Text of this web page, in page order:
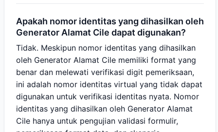
Apakah nomor identitas yang dihasilkan oleh
Generator Alamat Cile dapat digunakan?
Tidak. Meskipun nomor identitas yang dihasilkan
oleh Generator Alamat Cile memiliki format yang
benar dan melewati verifikasi digit pemeriksaan,
ini adalah nomor identitas virtual yang tidak dapat
digunakan untuk verifikasi identitas nyata. Nomor
identitas yang dihasilkan oleh Generator Alamat
Cile hanya untuk pengujian validasi formulir,